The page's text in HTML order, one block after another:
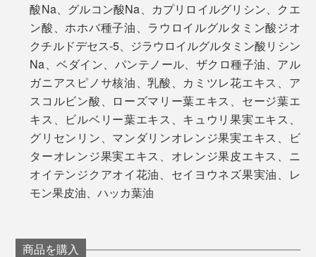
酸Na、グルコン酸Na、カプリロイルグリシン、クエ
ン酸、ホホバ種子油、ラウロイルグルタミン酸ジオ
クチルドデセス-5、ジラウロイルグルタミン酸リシン
Na、ベダイン、パンテノール、ザクロ種子油、アル
ガニアスピノサ核油、乳酸、カミツレ花エキス、ア
スコルビン酸、ローズマリー葉エキス、セージ葉エ
キス、ビルベリー葉エキス、キュウリ果実エキス、
グリセンリン、マンダリンオレンジ果実エキス、ビ
ターオレンジ果実エキス、オレンジ果皮エキス、ニ
オイテンジクアオイ花油、セイヨウネズ果実油、レ
モン果皮油、ハッカ葉油
商品を購入